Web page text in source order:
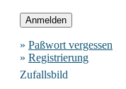
» Paßwort vergessen
» Registrierung
Zufallsbild